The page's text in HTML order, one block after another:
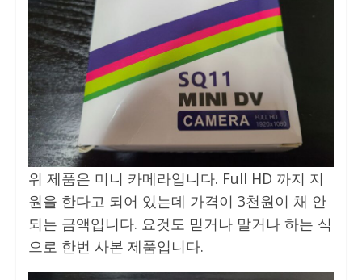
위 제품은 미니 카메라입니다. Full HD 까지 지
원을 한다고 되어 있는데 가격이 3천원이 채 안
되는 금액입니다. 요것도 믿거나 말거나 하는 식
으로 한번 사본 제품입니다.